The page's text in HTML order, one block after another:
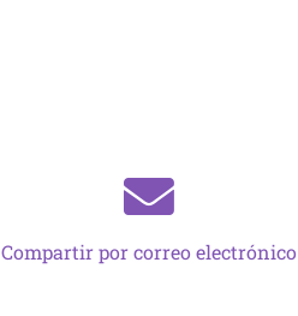
Compartir por correo electrónico